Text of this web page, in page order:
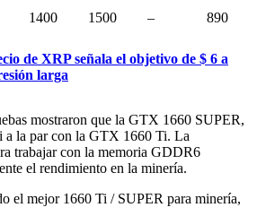
1400 1500 – 890
de XRP señala el objetivo de $ 6 a
larga
mostraron que la GTX 1660 SUPER,
a la par con la GTX 1660 Ti. La
trabajar con la memoria GDDR6
el rendimiento en la minería.
el mejor 1660 Ti / SUPER para minería,